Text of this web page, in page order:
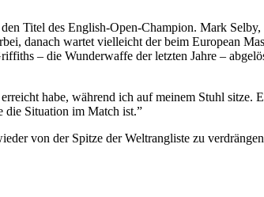
Titel des English-Open-Champion. Mark
danach wartet vielleicht der beim European
– die Wunderwaffe der letzten Jahre –
habe, während ich auf meinem Stuhl sitze.
die Situation im Match ist.”
von der Spitze der Weltrangliste zu